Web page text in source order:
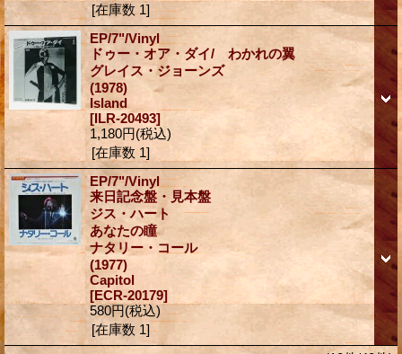
[在庫数 1]
EP/7"/Vinyl
ドゥー・オア・ダイ/ わかれの翼
グレイス・ジョーンズ
(1978)
Island
[ILR-20493]
1,180円(税込)
[在庫数 1]
EP/7"/Vinyl
来日記念盤・見本盤
ジス・ハート
あなたの瞳
ナタリー・コール
(1977)
Capitol
[ECR-20179]
580円(税込)
[在庫数 1]